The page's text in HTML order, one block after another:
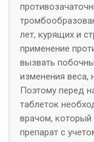
лет, курящих и
применение
вызвать
изменения веса,
Поэтому перед
таблеток
врачом,
препарат с